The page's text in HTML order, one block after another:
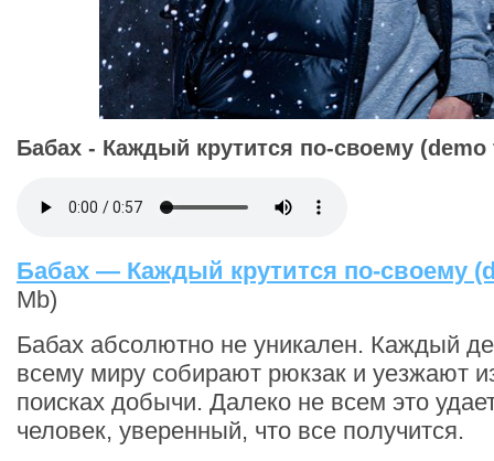
Бабах - Каждый крутится по-своему (demo
Бабах — Каждый крутится по-своему
Mb)
Бабах абсолютно не уникален. Каждый
всему миру собирают рюкзак и уезжают
поисках добычи. Далеко не всем это
человек, уверенный, что все получится.